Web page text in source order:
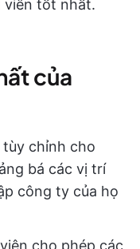
viên tốt nhất.
của
chỉnh cho
bá các vị trí
công ty của họ